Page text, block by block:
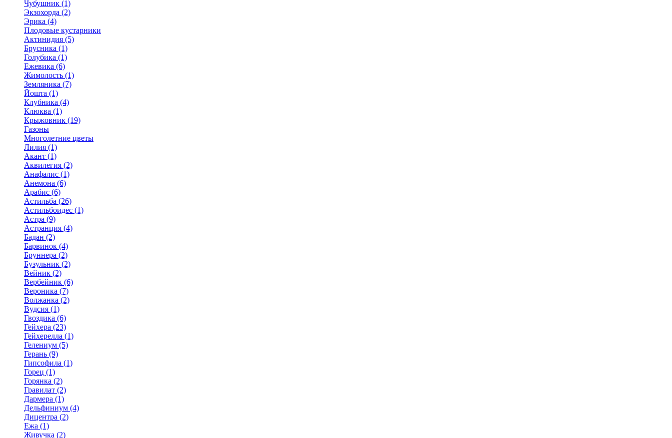
Чубушник (1)
Экзохорда (2)
Эрика (4)
Плодовые кустарники
Актинидия (5)
Брусника (1)
Голубика (1)
Ежевика (6)
Жимолость (1)
Земляника (7)
Йошта (1)
Клубника (4)
Клюква (1)
Крыжовник (19)
Газоны
Многолетние цветы
Лилия (1)
Акант (1)
Аквилегия (2)
Анафалис (1)
Анемона (6)
Арабис (6)
Астильба (26)
Астильбоидес (1)
Астра (9)
Астранция (4)
Бадан (2)
Барвинок (4)
Бруннера (2)
Бузульник (2)
Вейник (2)
Вербейник (6)
Вероника (7)
Волжанка (2)
Вудсия (1)
Гвоздика (6)
Гейхера (23)
Гейхерелла (1)
Гелениум (5)
Герань (9)
Гипсофила (1)
Горец (1)
Горянка (2)
Гравилат (2)
Дармера (1)
Дельфиниум (4)
Дицентра (2)
Ежа (1)
Живучка (2)